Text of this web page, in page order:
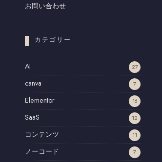
お問い合わせ
カテゴリー
AI 27
canva 7
Elementor 16
SaaS 12
コンテンツ 11
ノーコード 7